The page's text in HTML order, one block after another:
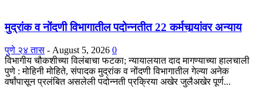
मुद्रांक व नोंदणी विभागातील पदोन्नतीत 22 कर्मचार्‍यांवर अन्याय
पुणे २४ तास - August 5, 2026 0
विभागीय चौकशीच्या विलंबाचा फटका; न्यायालयात दाद मागण्याच्या हालचाली
पुणे : मोहिनी मोहिते, संपादक मुद्रांक व नोंदणी विभागातील गेल्या अनेक
वर्षांपासून प्रलंबित असलेली पदोन्नती प्रक्रिया अखेर जुलैअखेर पूर्ण...